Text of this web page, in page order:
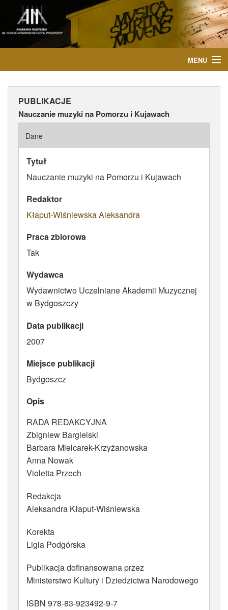
MENU
AKTUALNOŚCI
WYDARZENIA
PUBLIKACJE
ATRYBUTY
PUBLIKACJE
Nauczanie muzyki na Pomorzu i Kujawach
Dane
Tytuł
Nauczanie muzyki na Pomorzu i Kujawach
Redaktor
Kłaput-Wiśniewska Aleksandra
Praca zbiorowa
Tak
Wydawca
Wydawnictwo Uczelniane Akademii Muzycznej
w Bydgoszczy
Data publikacji
2007
Miejsce publikacji
Bydgoszcz
Opis
RADA REDAKCYJNA
Zbigniew Bargielski
Barbara Mielcarek-Krzyżanowska
Anna Nowak
Violetta Przech
Redakcja
Aleksandra Kłaput-Wiśniewska
Korekta
Ligia Podgórska
Publikacja dofinansowana przez
Ministerstwo Kultury i Dziedzictwa Narodowego
ISBN 978-83-923492-9-7